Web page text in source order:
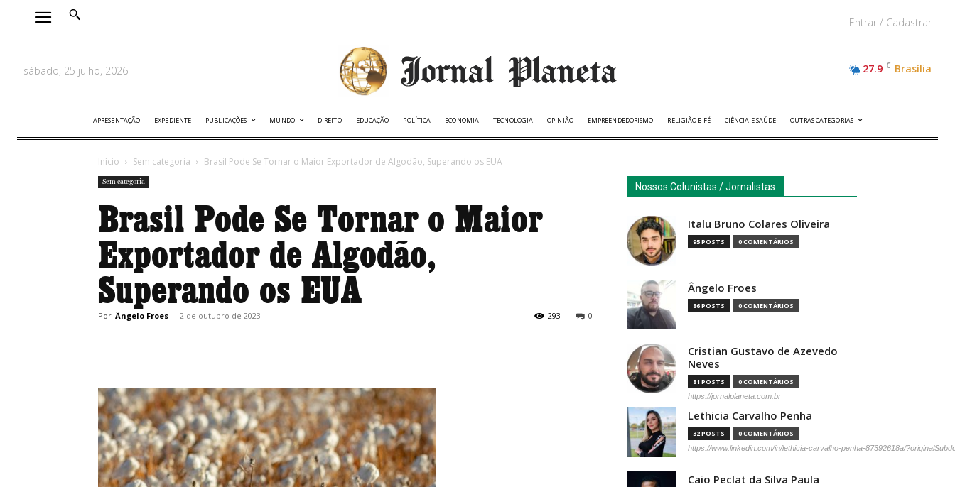
Entrar / Cadastrar
sábado, 25 julho, 2026 27.9 C Brasília
APRESENTAÇÃO EXPEDIENTE PUBLICAÇÕES MUNDO DIREITO EDUCAÇÃO POLÍTICA ECONOMIA TECNOLOGIA OPINIÃO EMPREENDEDORISMO RELIGIÃO E FÉ CIÊNCIA E SAÚDE OUTRAS CATEGORIAS
Início Sem categoria Brasil Pode Se Tornar o Maior Exportador de Algodão, Superando os EUA
Sem categoria
Brasil Pode Se Tornar o Maior
Exportador de Algodão,
Superando os EUA
Por Ângelo Froes - 2 de outubro de 2023 0
293
Nossos Colunistas / Jornalistas
Italu Bruno Colares Oliveira
95 POSTS 0 COMENTÁRIOS
Ângelo Froes
86 POSTS 0 COMENTÁRIOS
Cristian Gustavo de Azevedo
Neves
81 POSTS 0 COMENTÁRIOS
https://jornalplaneta.com.br
Lethicia Carvalho Penha
32 POSTS 0 COMENTÁRIOS
https://www.linkedin.com/in/lethicia-carvalho-penha-87392618a/
Caio Peclat da Silva Paula